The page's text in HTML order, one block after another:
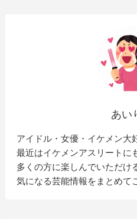
あい
アイドル・女優・イケメン
最近はイケメンアスリートに
多くの方に楽しんでいただけ
気になる芸能情報をまとめて